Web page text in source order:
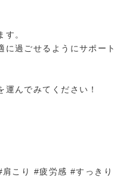
。
に過ごせるようにサポート
んでみてください！
こり #疲労感 #すっきり